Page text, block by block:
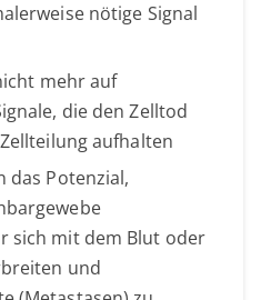
nötige Signal
mehr auf
die den Zelltod
aufhalten
das Potenzial,
sich mit dem Blut oder
und